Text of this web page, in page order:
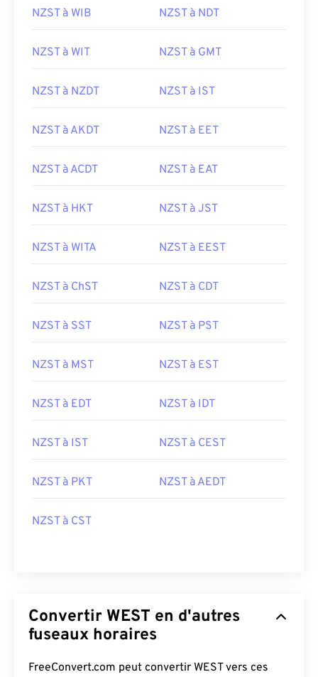
NZST à WIB NZST à NDT
NZST à WIT NZST à GMT
NZST à NZDT NZST à IST
NZST à AKDT NZST à EET
NZST à ACDT NZST à EAT
NZST à HKT NZST à JST
NZST à WITA NZST à EEST
NZST à ChST NZST à CDT
NZST à SST NZST à PST
NZST à MST NZST à EST
NZST à EDT NZST à IDT
NZST à IST NZST à CEST
NZST à PKT NZST à AEDT
NZST à CST
Convertir WEST en d'autres
fuseaux horaires
FreeConvert.com peut convertir WEST vers ces